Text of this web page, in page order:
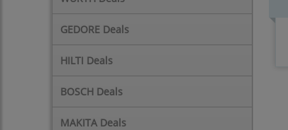
GEDORE Deals
HILTI Deals
BOSCH Deals
MAKITA Deals